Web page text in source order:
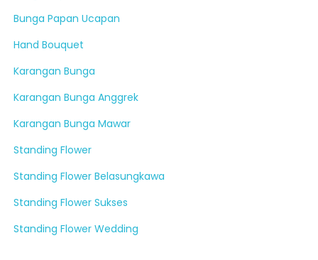
Bunga Papan Ucapan
Hand Bouquet
Karangan Bunga
Karangan Bunga Anggrek
Karangan Bunga Mawar
Standing Flower
Standing Flower Belasungkawa
Standing Flower Sukses
Standing Flower Wedding